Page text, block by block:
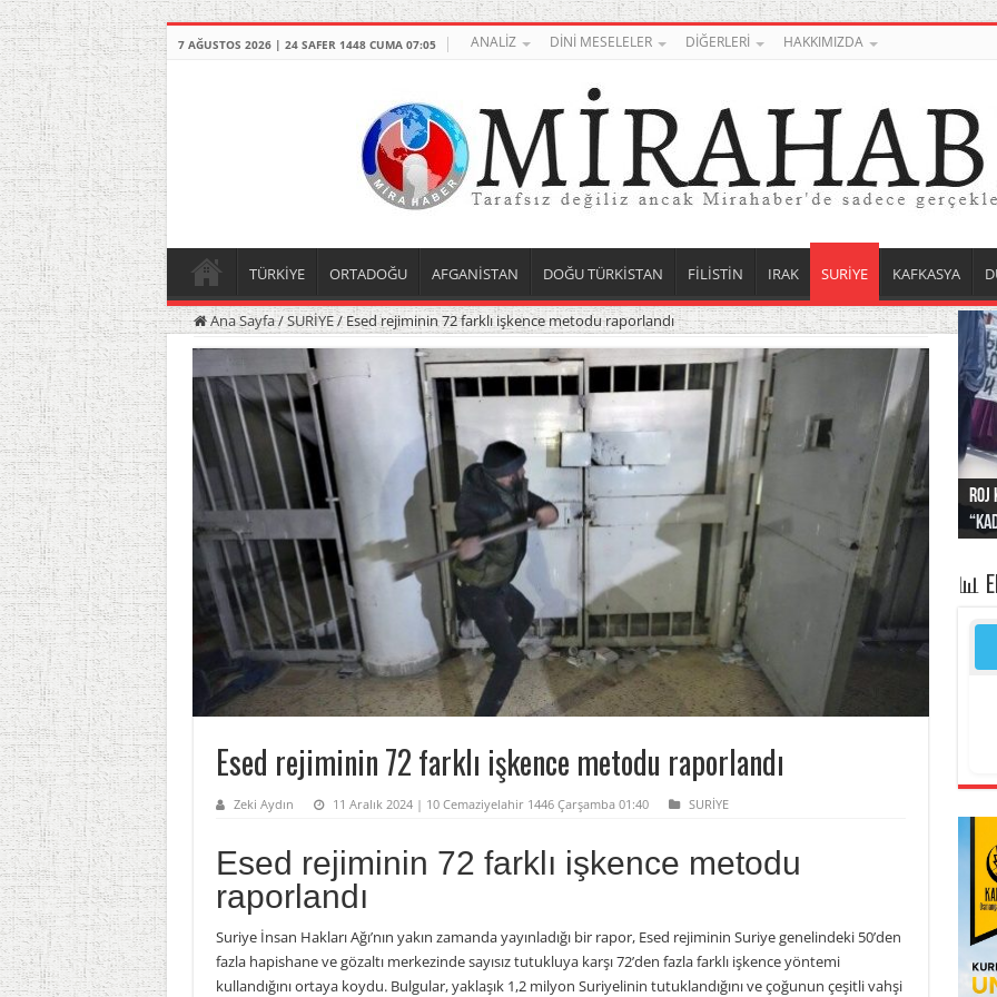
7 AĞUSTOS 2026 | 24 SAFER 1448 CUMA 07:05 ANALİZ DİNİ MESELELER DİĞERLERİ HAKKIMIZDA
TÜRKİYE ORTADOĞU AFGANİSTAN DOĞU TÜRKİSTAN FİLİSTİN IRAK SURİYE KAFKASYA
Ana Sayfa/SURİYE/ Esed rejiminin 72 farklı işkence metodu raporlandı
Esed rejiminin 72 farklı işkence metodu raporlandı
Zeki Aydın 11 Aralık 2024 | 10 Cemaziyelahir 1446 Çarşamba 01:40 SURİYE
Esed rejiminin 72 farklı işkence metodu
raporlandı
Suriye İnsan Hakları Ağı’nın yakın zamanda yayınladığı bir rapor, Esed rejiminin Suriye genelindeki 50’den
fazla hapishane ve gözaltı merkezinde sayısız tutukluya karşı 72’den fazla farklı işkence yöntemi
kullandığını ortaya koydu. Bulgular, yaklaşık 1,2 milyon Suriyelinin tutuklandığını ve çoğunun çeşitli vahşi
Roj
📊